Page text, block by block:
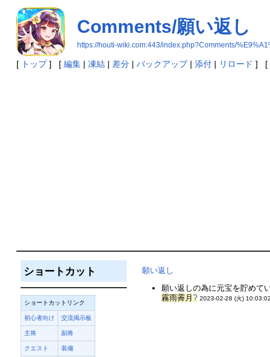
Comments/願い返し
https://houti-wiki.com:443/index.php?Comments/
[ トップ] [ 編集| 凍結| 差分| バックアップ| 添付| リロード ] [
ショートカット
ショートカットリンク
初心者向け 交流掲示板
主将 副将
クエスト 装備
願い返し
願い返しの為に元宝を貯めて
霧雨霽月? 2023-02-28 (火) 10:03:02